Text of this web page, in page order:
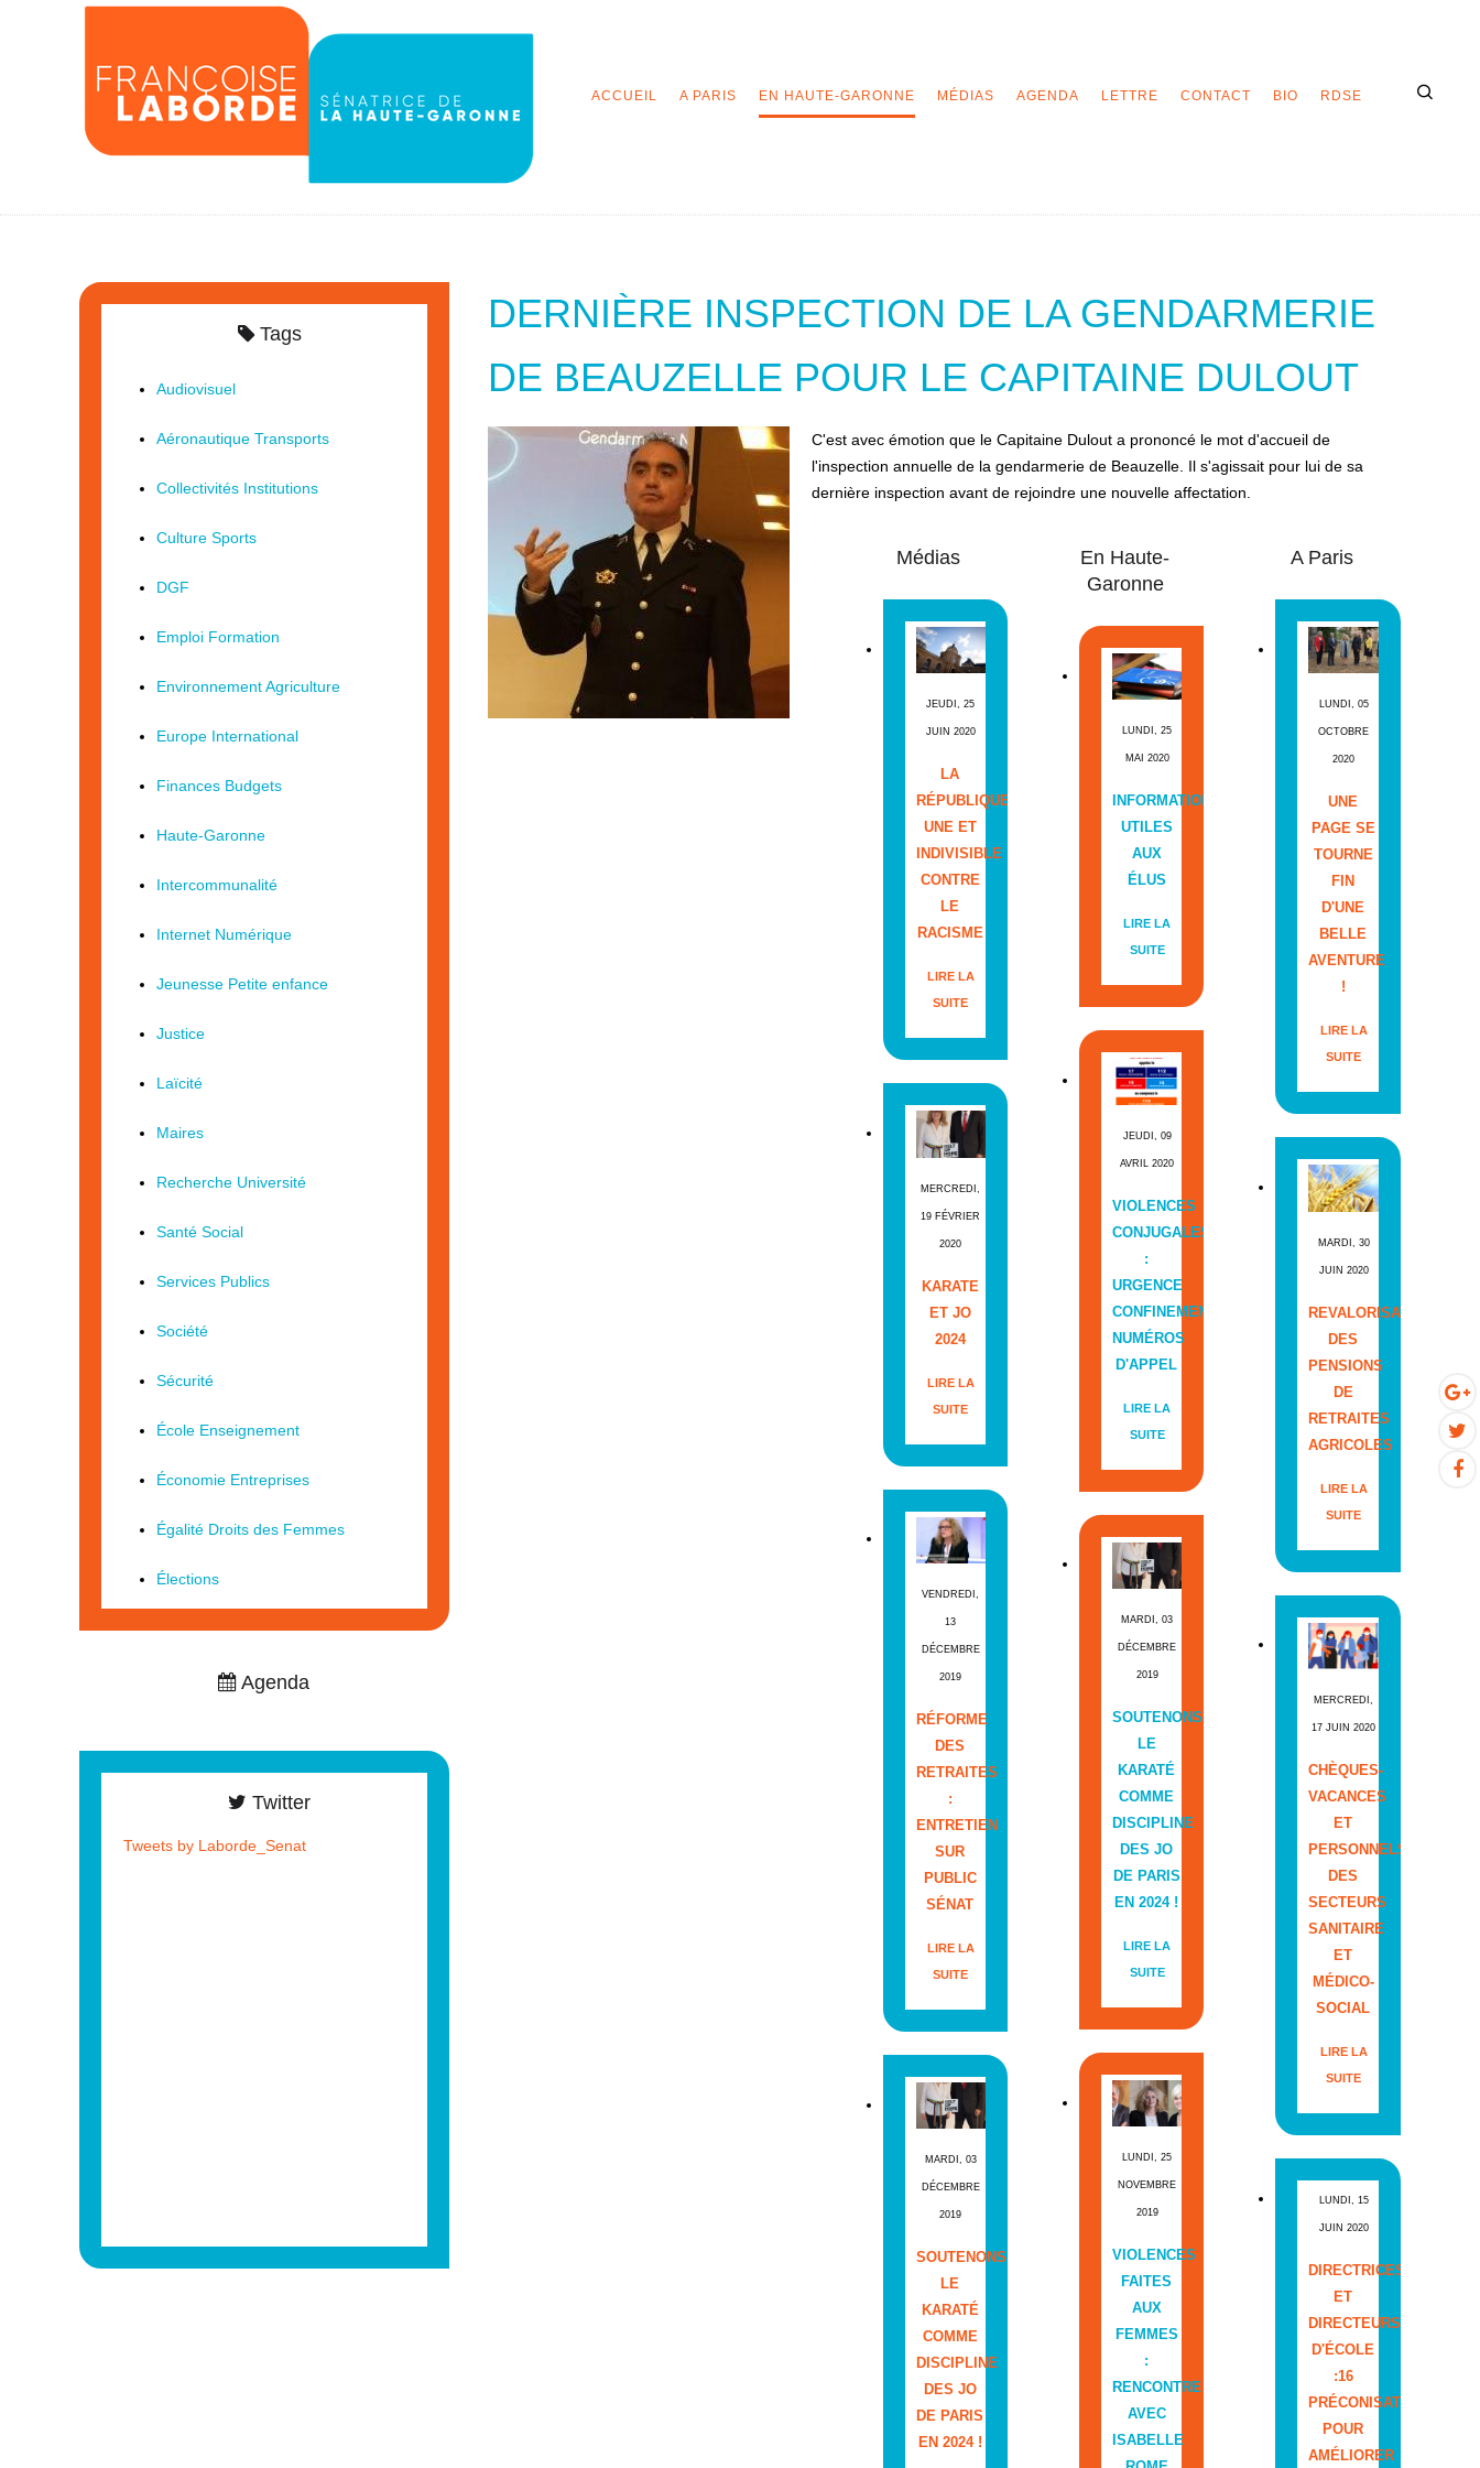
ACCUEIL A PARIS EN HAUTE-GARONNE MÉDIAS AGENDA LETTRE CONTACT BIO RDSE
DERNIÈRE INSPECTION DE LA GENDARMERIE
DE BEAUZELLE POUR LE CAPITAINE DULOUT
C'est avec émotion que le Capitaine Dulout a prononcé le mot d'accueil de
l'inspection annuelle de la gendarmerie de Beauzelle. Il s'agissait pour lui de sa
dernière inspection avant de rejoindre une nouvelle affectation.
Médias
JEUDI, 25
JUIN 2020
LA
RÉPUBLIQUE
UNE ET
INDIVISIBLE
CONTRE
LE
RACISME
LIRE LA
SUITE
MERCREDI,
19 FÉVRIER
2020
KARATE
ET JO
2024
LIRE LA
SUITE
VENDREDI,
13
DÉCEMBRE
2019
RÉFORME
DES
RETRAITES
:
ENTRETIEN
SUR
PUBLIC
SÉNAT
LIRE LA
SUITE
MARDI, 03
DÉCEMBRE
2019
SOUTENONS
LE
KARATÉ
COMME
DISCIPLINE
DES JO
DE PARIS
EN 2024 !
En Haute-
Garonne
LUNDI, 25
MAI 2020
INFORMATIONS
UTILES
AUX
ÉLUS
LIRE LA
SUITE
JEUDI, 09
AVRIL 2020
VIOLENCES
CONJUGALES
:
URGENCE
CONFINEMENT
NUMÉROS
D'APPEL
LIRE LA
SUITE
MARDI, 03
DÉCEMBRE
2019
SOUTENONS
LE
KARATÉ
COMME
DISCIPLINE
DES JO
DE PARIS
EN 2024 !
LIRE LA
SUITE
LUNDI, 25
NOVEMBRE
2019
VIOLENCES
FAITES
AUX
FEMMES
:
RENCONTRE
AVEC
ISABELLE
A Paris
LUNDI, 05
OCTOBRE
2020
UNE
PAGE SE
TOURNE
FIN
D'UNE
BELLE
AVENTURE
!
LIRE LA
SUITE
MARDI, 30
JUIN 2020
REVALORISATION
DES
PENSIONS
DE
RETRAITES
AGRICOLES
LIRE LA
SUITE
MERCREDI,
17 JUIN 2020
CHÈQUES-
VACANCES
ET
PERSONNELS
DES
SECTEURS
SANITAIRE
ET
MÉDICO-
SOCIAL
LIRE LA
SUITE
LUNDI, 15
JUIN 2020
DIRECTRICES
ET
DIRECTEURS
D'ÉCOLE
:16
PRÉCONISATIONS
POUR
AMÉLIORER
Tags
Audiovisuel
Aéronautique Transports
Collectivités Institutions
Culture Sports
DGF
Emploi Formation
Environnement Agriculture
Europe International
Finances Budgets
Haute-Garonne
Intercommunalité
Internet Numérique
Jeunesse Petite enfance
Justice
Laïcité
Maires
Recherche Université
Santé Social
Services Publics
Société
Sécurité
École Enseignement
Économie Entreprises
Égalité Droits des Femmes
Élections
Agenda
Twitter
Tweets by Laborde_Senat